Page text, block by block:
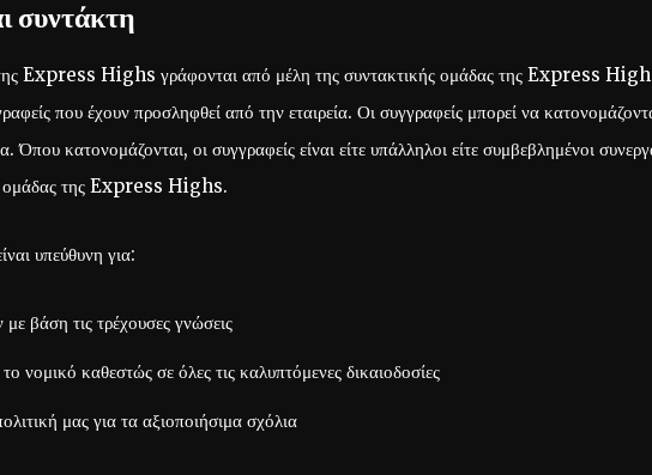
συντάκτη
της Express Highs γράφονται από μέλη της συντακτικής ομάδας της Express
που έχουν προσληφθεί από την εταιρεία. Οι συγγραφείς μπορεί να
κατονομάζονται, οι συγγραφείς είναι είτε υπάλληλοι είτε συμβεβλημένοι
ομάδας της Express Highs.
υπεύθυνη για:
βάση τις τρέχουσες γνώσεις
νομικό καθεστώς σε όλες τις καλυπτόμενες δικαιοδοσίες
μας για τα αξιοποιήσιμα σχόλια